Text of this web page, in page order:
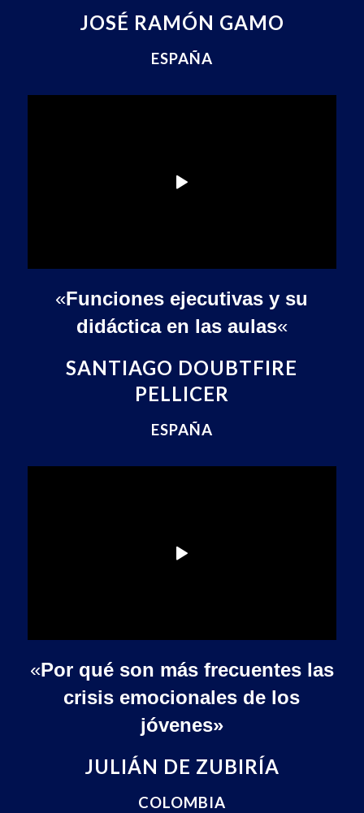
JOSÉ RAMÓN GAMO
ESPAÑA
«Funciones ejecutivas y su
didáctica en las aulas«
SANTIAGO DOUBTFIRE
PELLICER
ESPAÑA
«Por qué son más frecuentes las
crisis emocionales de los
jóvenes»
JULIÁN DE ZUBIRÍA
COLOMBIA